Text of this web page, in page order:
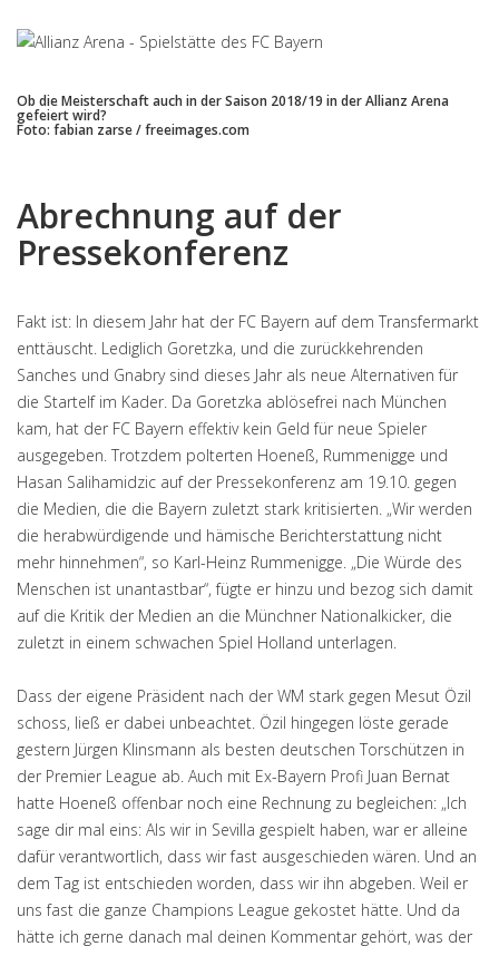
Ob die Meisterschaft auch in der Saison 2018/19 in der Allianz Arena
gefeiert wird?
Foto: fabian zarse / freeimages.com
Abrechnung auf der
Pressekonferenz
Fakt ist: In diesem Jahr hat der FC Bayern auf dem Transfermarkt
enttäuscht. Lediglich Goretzka, und die zurückkehrenden
Sanches und Gnabry sind dieses Jahr als neue Alternativen für
die Startelf im Kader. Da Goretzka ablösefrei nach München
kam, hat der FC Bayern effektiv kein Geld für neue Spieler
ausgegeben. Trotzdem polterten Hoeneß, Rummenigge und
Hasan Salihamidzic auf der Pressekonferenz am 19.10. gegen
die Medien, die die Bayern zuletzt stark kritisierten. „Wir werden
die herabwürdigende und hämische Berichterstattung nicht
mehr hinnehmen“, so Karl-Heinz Rummenigge. „Die Würde des
Menschen ist unantastbar“, fügte er hinzu und bezog sich damit
auf die Kritik der Medien an die Münchner Nationalkicker, die
zuletzt in einem schwachen Spiel Holland unterlagen.
Dass der eigene Präsident nach der WM stark gegen Mesut Özil
schoss, ließ er dabei unbeachtet. Özil hingegen löste gerade
gestern Jürgen Klinsmann als besten deutschen Torschützen in
der Premier League ab. Auch mit Ex-Bayern Profi Juan Bernat
hatte Hoeneß offenbar noch eine Rechnung zu begleichen: „Ich
sage dir mal eins: Als wir in Sevilla gespielt haben, war er alleine
dafür verantwortlich, dass wir fast ausgeschieden wären. Und an
dem Tag ist entschieden worden, dass wir ihn abgeben. Weil er
uns fast die ganze Champions League gekostet hätte. Und da
hätte ich gerne danach mal deinen Kommentar gehört, was der